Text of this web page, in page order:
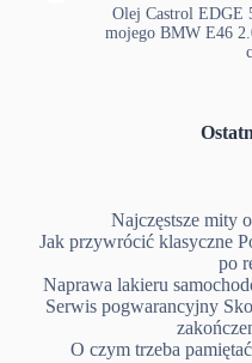
Olej Castrol EDGE
mojego BMW E46
Najczęstsze mity
Jak przywrócić klasyczne
po
Naprawa lakieru
Serwis pogwarancyjny
O czym trzeba